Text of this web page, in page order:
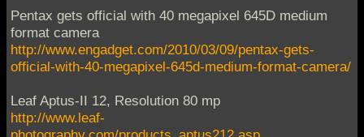
Pentax gets official with 40 megapixel 645D medium
format camera
http://www.engadget.com/2010/03/09/pentax-gets-
official-with-40-megapixel-645d-medium-format-camera/
Leaf Aptus-II 12, Resolution 80 mp
http://www.leaf-